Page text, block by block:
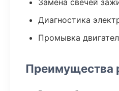
Замена свечей
Диагностика
Промывка
Преимущества